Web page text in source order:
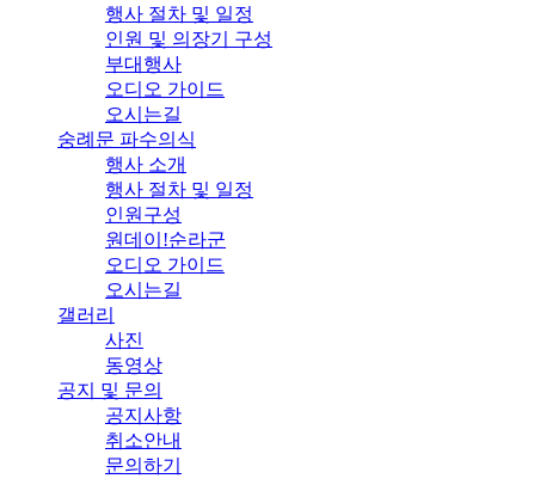
행사 절차 및 일정
인원 및 의장기 구성
부대행사
오디오 가이드
오시는길
숭례문 파수의식
행사 소개
행사 절차 및 일정
인원구성
원데이!순라군
오디오 가이드
오시는길
갤러리
사진
동영상
공지 및 문의
공지사항
취소안내
문의하기